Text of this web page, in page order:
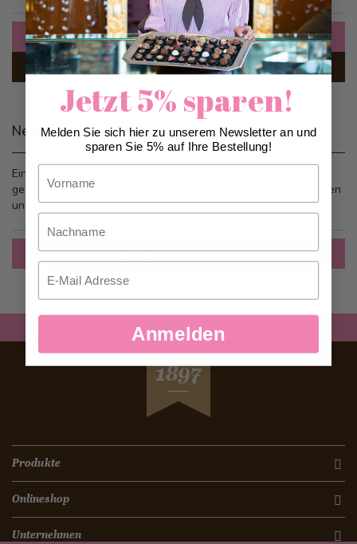
Anmelden
Passwort vergessen?
Neue Kunden
Ein Konto zu erstellen hat viele Vorteile: schneller zur Kasse
gehen, mehr als eine Adresse speichern, Bestellungen verfolgen
und mehr.
Ein Konto erstellen
SEIT
1897
Produkte
Onlineshop
Unternehmen
Jetzt 5% sparen!
Melden Sie sich hier zu unserem Newsletter an und
sparen Sie 5% auf Ihre Bestellung!
Nachname
Email
Anmelden